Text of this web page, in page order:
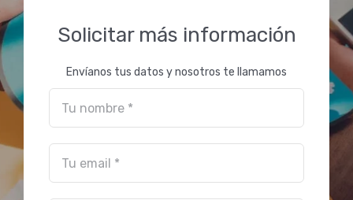
Solicitar más información
Envíanos tus datos y nosotros te llamamos